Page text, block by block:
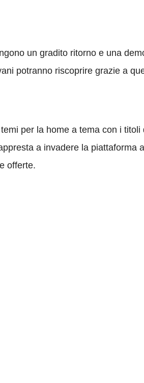
un gradito ritorno e una
potranno riscoprire grazie a
per la home a tema con i
a invadere la piattaforma
offerte.